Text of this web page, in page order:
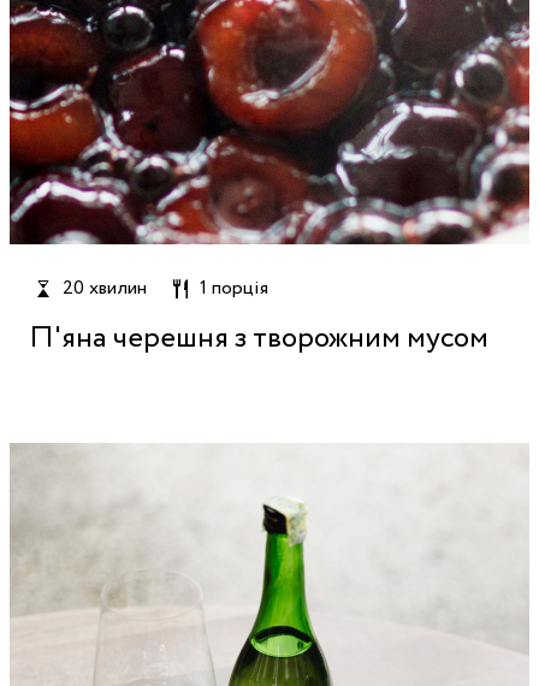
20 хвилин 1 порція
П'яна черешня з творожним мусом